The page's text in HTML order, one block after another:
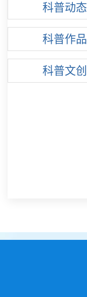
科普动态
科普作品
科普文创